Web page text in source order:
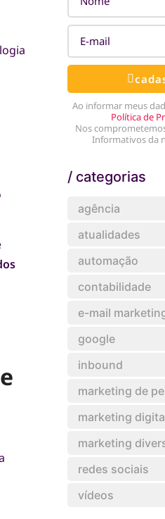
Ao informar meus
Política de
Nos
Informativos da
/ categorias
agência
atualidades
automação
contabilidade
e-mail
google
inbound
marketing de
marketing
marketing
redes sociais
vídeos